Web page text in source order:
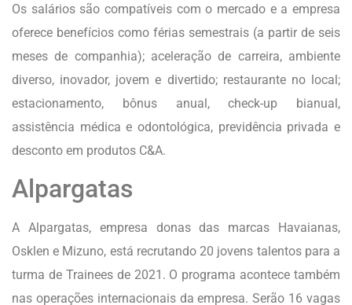
Os salários são compatíveis com o mercado e a empresa
oferece benefícios como férias semestrais (a partir de seis
meses de companhia); aceleração de carreira, ambiente
diverso, inovador, jovem e divertido; restaurante no local;
estacionamento, bônus anual, check-up bianual,
assistência médica e odontológica, previdência privada e
desconto em produtos C&A.
Alpargatas
A Alpargatas, empresa donas das marcas Havaianas,
Osklen e Mizuno, está recrutando 20 jovens talentos para a
turma de Trainees de 2021. O programa acontece também
nas operações internacionais da empresa. Serão 16 vagas